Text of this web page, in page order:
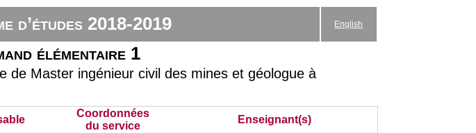
d’études 2018-2019 English
élémentaire 1
de Master ingénieur civil des mines et géologue à
Coordonnées
du service
Enseignant(s)